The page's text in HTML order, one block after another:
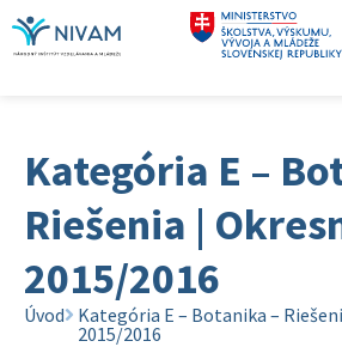
Kategória E –
Riešenia |
2015/2016
Úvod
Kategória E – Botanika –
2015/2016